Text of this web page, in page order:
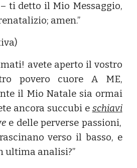
ti detto il Mio Messaggio,
amen.”
avete aperto il vostro
povero cuore A ME,
il Mio Natale sia ormai
ancora succubi e schiavi
e delle perverse passioni,
verso il basso, e
ultima analisi?”